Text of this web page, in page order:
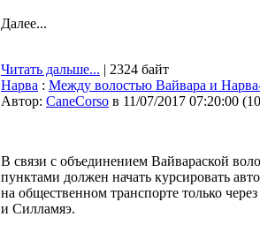
Далее...
Читать дальше... | 2324 байт
Нарва : Между волостью Вайвара и Нарва-
Автор: CaneCorso в 11/07/2017 07:20:00 (
В связи с объединением Вайвараской
пунктами должен начать курсировать
на общественном транспорте только
и Силламяэ.